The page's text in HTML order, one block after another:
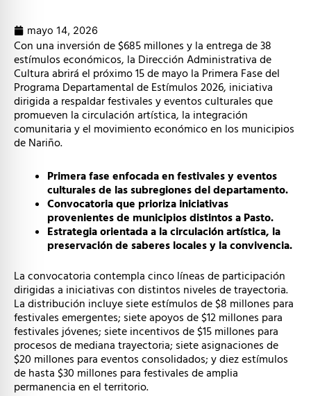
mayo 14, 2026
Con una inversión de $685 millones y la entrega de 38
estímulos económicos, la Dirección Administrativa de
Cultura abrirá el próximo 15 de mayo la Primera Fase del
Programa Departamental de Estímulos 2026, iniciativa
dirigida a respaldar festivales y eventos culturales que
promueven la circulación artística, la integración
comunitaria y el movimiento económico en los municipios
de Nariño.
Primera fase enfocada en festivales y eventos
culturales de las subregiones del departamento.
Convocatoria que prioriza iniciativas
provenientes de municipios distintos a Pasto.
Estrategia orientada a la circulación artística, la
preservación de saberes locales y la convivencia.
La convocatoria contempla cinco líneas de participación
dirigidas a iniciativas con distintos niveles de trayectoria.
La distribución incluye siete estímulos de $8 millones para
festivales emergentes; siete apoyos de $12 millones para
festivales jóvenes; siete incentivos de $15 millones para
procesos de mediana trayectoria; siete asignaciones de
$20 millones para eventos consolidados; y diez estímulos
de hasta $30 millones para festivales de amplia
permanencia en el territorio.